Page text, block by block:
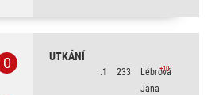
0 UTKÁNÍ
:1 233
Lébrová
Jana
+10